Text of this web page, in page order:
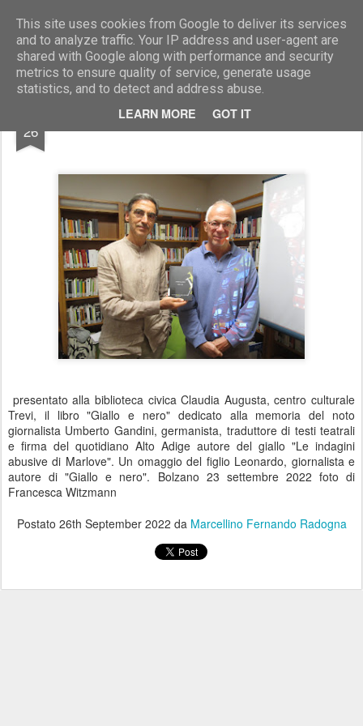
This site uses cookies from Google to deliver its services
and to analyze traffic. Your IP address and user-agent are
shared with Google along with performance and security
metrics to ensure quality of service, generate usage
statistics, and to detect and address abuse.
LEARN MORE GOT IT
Marcellino Radogna - Fotonotizie per la stampa
26 Fabio Zamboni e Leonardo Gandini
presentato alla biblioteca civica Claudia Augusta, centro culturale
Trevi, il libro "Giallo e nero" dedicato alla memoria del noto
giornalista Umberto Gandini, germanista, traduttore di testi teatrali
e firma del quotidiano Alto Adige autore del giallo "Le indagini
abusive di Marlove". Un omaggio del figlio Leonardo, giornalista e
autore di "Giallo e nero". Bolzano 23 settembre 2022 foto di
Francesca Witzmann
Postato 26th September 2022 da Marcellino Fernando Radogna